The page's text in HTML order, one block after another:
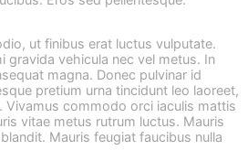
ut finibus erat luctus vulputate.
gravida vehicula nec vel metus. In
magna. Donec pulvinar id
pretium urna tincidunt leo laoreet,
Vivamus commodo orci iaculis mattis
vitae metus rutrum luctus. Mauris
Mauris feugiat faucibus nulla